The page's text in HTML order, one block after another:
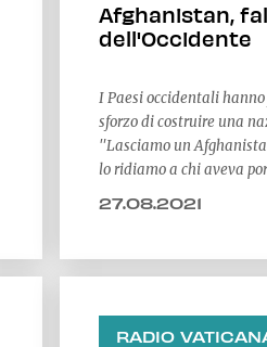
Afghanistan,
dell'Occidente
I Paesi occidentali
sforzo di costruire una
"Lasciamo un
lo ridiamo a chi aveva
27.08.2021
RADIO